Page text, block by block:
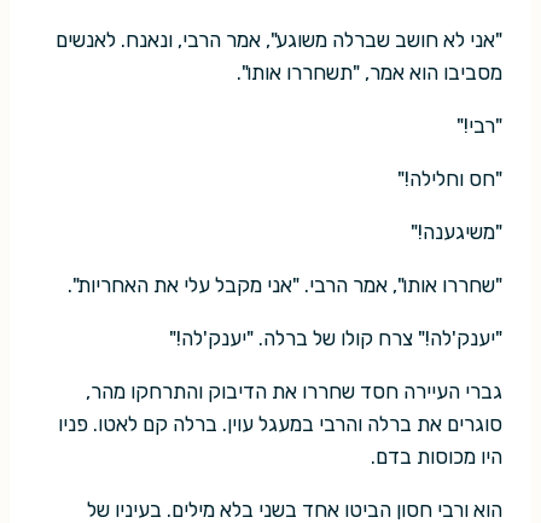
"אני לא חושב שברלה משוגע", אמר הרבי, ונאנח. לאנשים
מסביבו הוא אמר, "תשחררו אותו".
"רבי!"
"חס וחלילה!"
"משיגענה!"
"שחררו אותו", אמר הרבי. "אני מקבל עלי את האחריות".
"יענק'לה!" צרח קולו של ברלה. "יענק'לה!"
גברי העיירה חסד שחררו את הדיבוק והתרחקו מהר,
סוגרים את ברלה והרבי במעגל עוין. ברלה קם לאטו. פניו
היו מכוסות בדם.
הוא ורבי חסון הביטו אחד בשני בלא מילים. בעיניו של